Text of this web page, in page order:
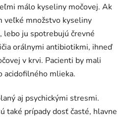
málo kyseliny močovej. Ak
veľké množstvo kyseliny
lebo ju spotrebujú črevné
orálnymi antibiotikmi, ihneď
v krvi. Pacienti by mali
acidofilného mlieka.
aj psychickými stresmi.
také prípady dosť časté, hlavne